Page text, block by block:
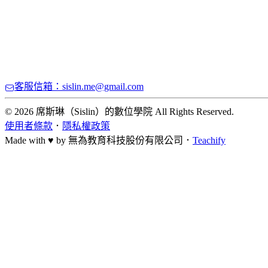
客服信箱：sislin.me@gmail.com
© 2026 席斯琳（Sislin）的數位學院 All Rights Reserved.
使用者條款 ． 隱私權政策
Made with ♥ by 無為教育科技股份有限公司． Teachify